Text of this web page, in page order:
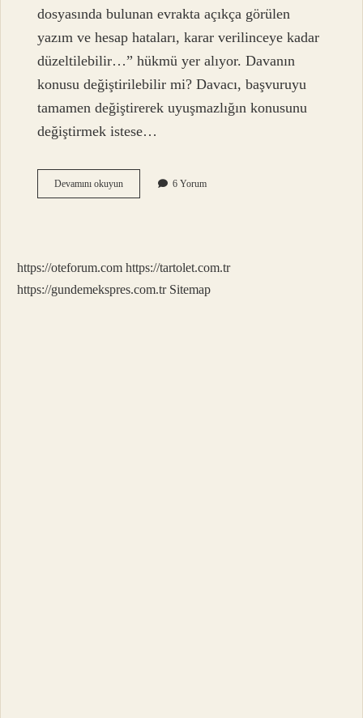
dosyasında bulunan evrakta açıkça görülen
yazım ve hesap hataları, karar verilinceye kadar
düzeltilebilir…” hükmü yer alıyor. Davanın
konusu değiştirilebilir mi? Davacı, başvuruyu
tamamen değiştirerek uyuşmazlığın konusunu
değiştirmek istese…
Devamını okuyunDava
Dilekçesindeki
6 Yorum
https://oteforum.com https://tartolet.com.tr
https://gundemekspres.com.tr Sitemap